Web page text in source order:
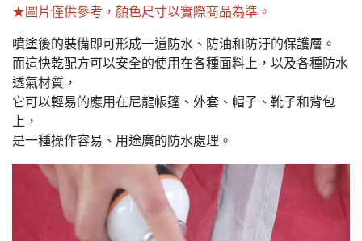
★圖片僅供參考，顏色尺寸以實際商品為準。
噴塗後的裝備即可形成一道防水、防油和防汙的保護層。
而這快乾配方可以安全的使用在各種面料上，以及各種防水
透氣材質，
它可以輕易的應用在尼龍帳篷、外套、帽子、靴子和背包
上，
是一種操作容易、用途廣的防水處理。